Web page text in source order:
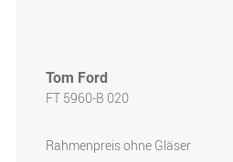
Tom Ford
FT 5960-B 020
Rahmenpreis ohne Gläser